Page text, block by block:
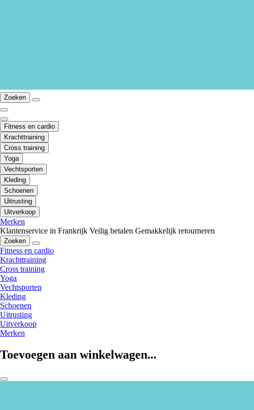
Zoeken
Fitness en cardio
Krachttraining
Cross training
Yoga
Vechtsporten
Kleding
Schoenen
Uitrusting
Uitverkoop
Merken
Klantenservice in Frankrijk Veilig betalen Gemakkelijk retourneren
Zoeken
Fitness en cardio
Krachttraining
Cross training
Yoga
Vechtsporten
Kleding
Schoenen
Uitrusting
Uitverkoop
Merken
Toevoegen aan winkelwagen...